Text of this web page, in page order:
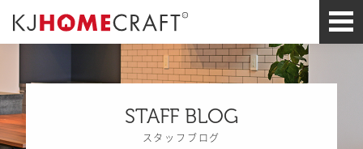
STAFF BLOG
スタッフブログ